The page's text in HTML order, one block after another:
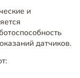
и
датчиков.